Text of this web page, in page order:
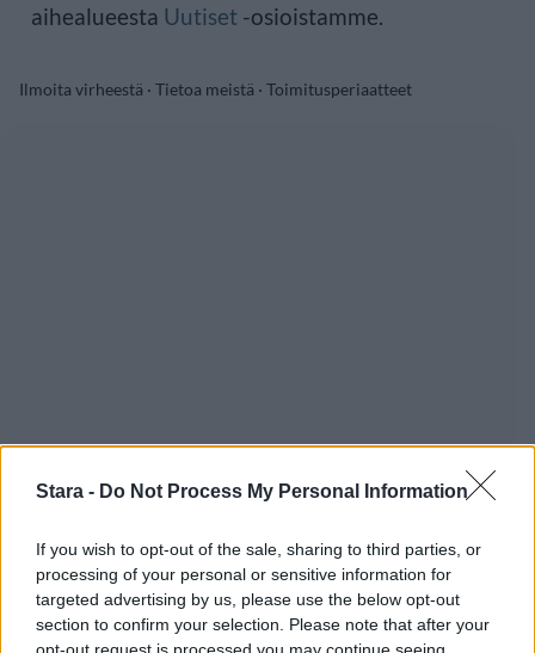
Stara - Do Not Process My Personal Information
If you wish to opt-out of the sale, sharing to third parties, or
processing of your personal or sensitive information for
targeted advertising by us, please use the below opt-out
section to confirm your selection. Please note that after your
opt-out request is processed you may continue seeing
aihealueesta Uutiset -osioistamme.
Ilmoita virheestä · Tietoa meistä · Toimitusperiaatteet